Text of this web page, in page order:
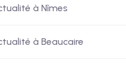
à Nîmes
à Beaucaire